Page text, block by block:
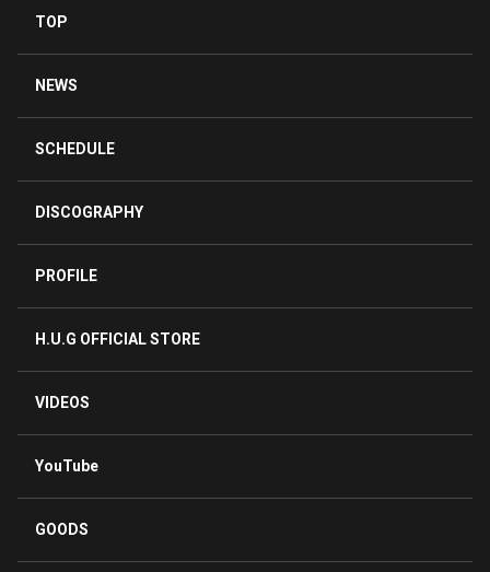
TOP
NEWS
SCHEDULE
DISCOGRAPHY
PROFILE
H.U.G OFFICIAL STORE
VIDEOS
YouTube
GOODS